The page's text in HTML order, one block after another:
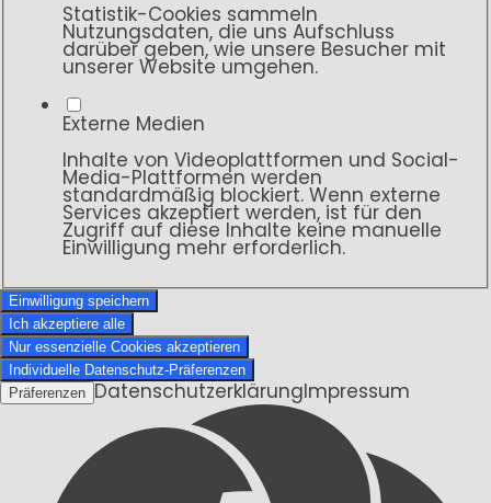
Statistik-Cookies sammeln
Nutzungsdaten, die uns Aufschluss
darüber geben, wie unsere Besucher mit
unserer Website umgehen.
Externe Medien
Inhalte von Videoplattformen und Social-
Media-Plattformen werden
standardmäßig blockiert. Wenn externe
Services akzeptiert werden, ist für den
Zugriff auf diese Inhalte keine manuelle
Einwilligung mehr erforderlich.
Einwilligung speichern
Ich akzeptiere alle
Nur essenzielle Cookies akzeptieren
Individuelle Datenschutz-Präferenzen
Präferenzen DatenschutzerklärungImpressum